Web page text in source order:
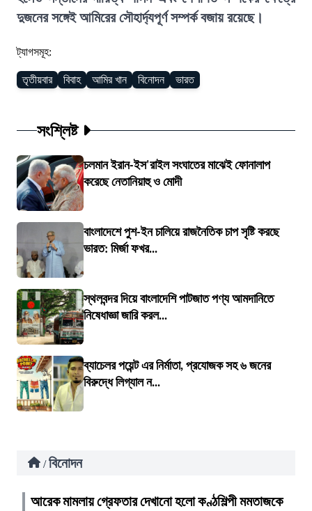
দুজনের সঙ্গেই আমিরের সৌহার্দ্যপূর্ণ সম্পর্ক বজায় রয়েছে।
ট্যাগসমূহ:
তৃতীয়বার বিবাহ আমির খান বিনোদন ভারত
সংশ্লিষ্ট
চলমান ইরান-ইস'রাইল সংঘাতের মাঝেই ফোনালাপ
করেছে নেতানিয়াহু ও মোদী
বাংলাদেশে পুশ-ইন চালিয়ে রাজনৈতিক চাপ সৃষ্টি করছে
ভারত: মির্জা ফখর...
স্থলবন্দর দিয়ে বাংলাদেশি পাটজাত পণ্য আমদানিতে
নিষেধাজ্ঞা জারি করল...
ব্যাচেলর পয়েন্ট এর নির্মাতা, প্রযোজক সহ ৬ জনের
বিরুদ্ধে লিগ্যাল ন...
/ বিনোদন
আরেক মামলায় গ্রেফতার দেখানো হলো কণ্ঠশিল্পী মমতাজকে